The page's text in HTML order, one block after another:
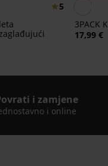
5
3PACK
17,99 €
i zamjene
i online